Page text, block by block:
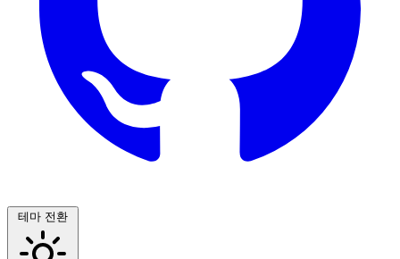
테마 전환